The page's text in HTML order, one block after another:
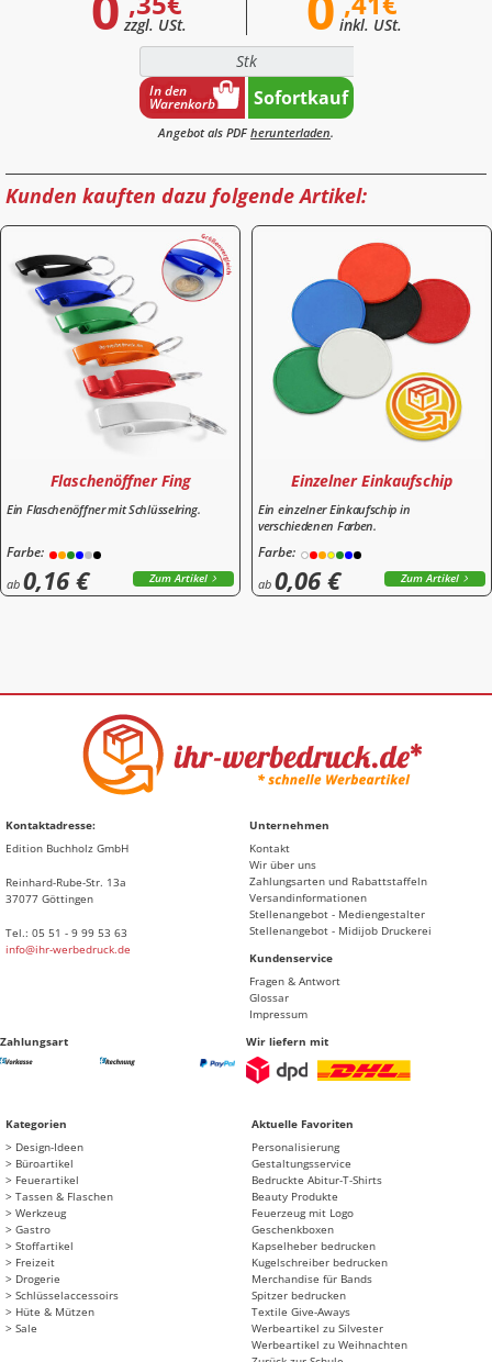
zzgl. USt.
inkl. USt.
Stk
In den
Warenkorb Sofortkauf
Angebot als PDF herunterladen.
Kunden kauften dazu folgende Artikel:
Flaschenöffner Fing
Ein Flaschenöffner mit Schlüsselring.
Farbe:
ab 0,16 € Zum Artikel
Einzelner Einkaufschip
Ein einzelner Einkaufschip in
verschiedenen Farben.
Farbe:
ab 0,06 € Zum Artikel
Kontaktadresse:
Edition Buchholz GmbH
Reinhard-Rube-Str. 13a
37077 Göttingen
Tel.: 05 51 - 9 99 53 63
info@ihr-werbedruck.de
Unternehmen
Kontakt
Wir über uns
Zahlungsarten und Rabattstaffeln
Versandinformationen
Stellenangebot - Mediengestalter
Stellenangebot - Midijob Druckerei
Kundenservice
Fragen & Antwort
Glossar
Impressum
Wir liefern mit
Zahlungsart
Kategorien
Design-Ideen
Büroartikel
Feuerartikel
Tassen & Flaschen
Werkzeug
Gastro
Stoffartikel
Freizeit
Drogerie
Schlüsselaccessoirs
Hüte & Mützen
Sale
Aktuelle Favoriten
Personalisierung
Gestaltungsservice
Bedruckte Abitur-T-Shirts
Beauty Produkte
Feuerzeug mit Logo
Geschenkboxen
Kapselheber bedrucken
Kugelschreiber bedrucken
Merchandise für Bands
Spitzer bedrucken
Textile Give-Aways
Werbeartikel zu Silvester
Werbeartikel zu Weihnachten